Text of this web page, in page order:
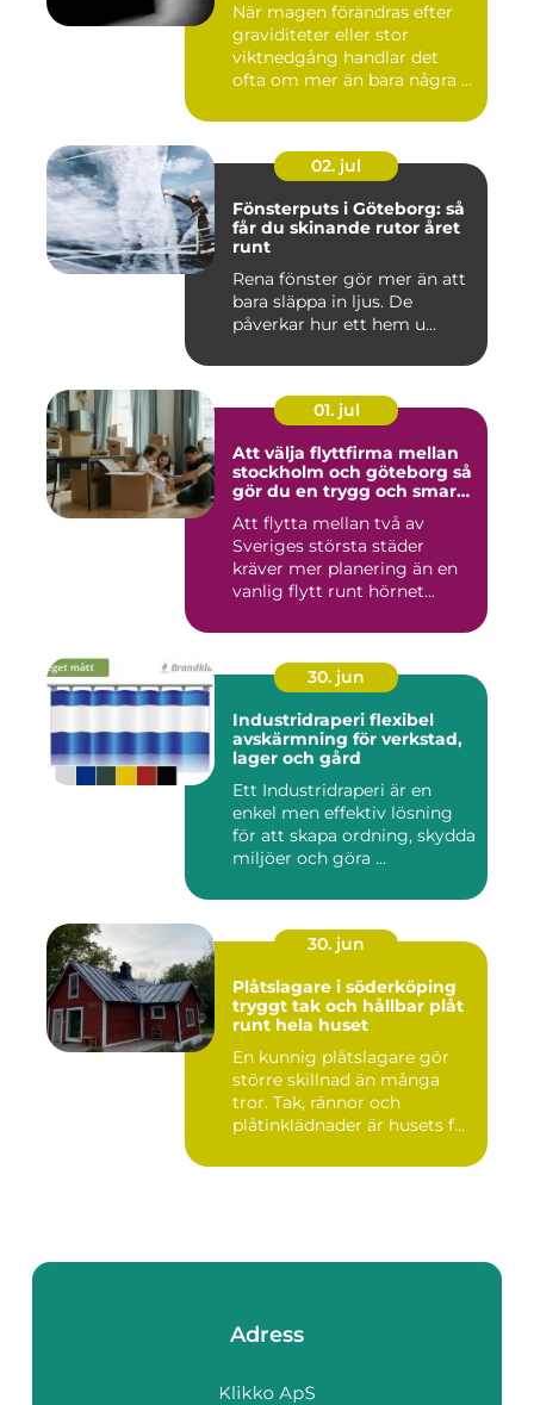
När magen förändras efter
graviditeter eller stor
viktnedgång handlar det
ofta om mer än bara några ...
02. jul
Fönsterputs i Göteborg: så
får du skinande rutor året
runt
Rena fönster gör mer än att
bara släppa in ljus. De
påverkar hur ett hem u...
01. jul
Att välja flyttfirma mellan
stockholm och göteborg så
gör du en trygg och smart
Att flytta mellan två av
Sveriges största städer
kräver mer planering än en
vanlig flytt runt hörnet...
30. jun
Industridraperi flexibel
avskärmning för verkstad,
lager och gård
Ett Industridraperi är en
enkel men effektiv lösning
för att skapa ordning, skydda
miljöer och göra ...
30. jun
Plåtslagare i söderköping
tryggt tak och hållbar plåt
runt hela huset
En kunnig plåtslagare gör
större skillnad än många
tror. Tak, rännor och
plåtinklädnader är husets f...
Adress